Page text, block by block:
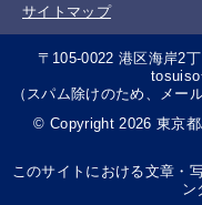
サイトマップ
〒105-0022 港区海岸2
（スパム除けのため、メー
© Copyright 2026 東京
このサイトにおける文章・
ン